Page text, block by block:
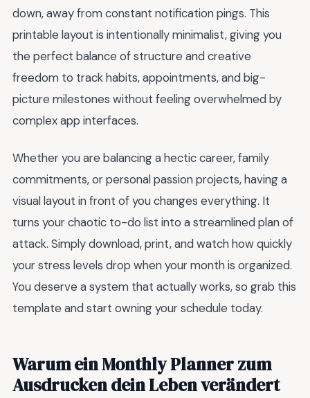
down, away from constant notification pings. This
printable layout is intentionally minimalist, giving you
the perfect balance of structure and creative
freedom to track habits, appointments, and big-
picture milestones without feeling overwhelmed by
complex app interfaces.
Whether you are balancing a hectic career, family
commitments, or personal passion projects, having a
visual layout in front of you changes everything. It
turns your chaotic to-do list into a streamlined plan of
attack. Simply download, print, and watch how quickly
your stress levels drop when your month is organized.
You deserve a system that actually works, so grab this
template and start owning your schedule today.
Warum ein Monthly Planner zum
Ausdrucken dein Leben verändert